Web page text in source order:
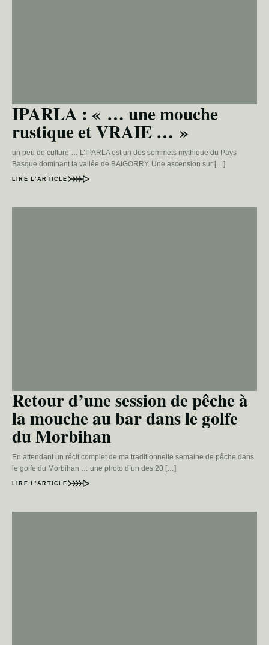
IPARLA : « … une mouche
rustique et VRAIE … »
un peu de culture … L’IPARLA est un des sommets mythique du Pays
Basque dominant la vallée de BAIGORRY. Une ascension sur […]
LIRE L’ARTICLE
Retour d’une session de pêche à
la mouche au bar dans le golfe
du Morbihan
En attendant un récit complet de ma traditionnelle semaine de pêche dans
le golfe du Morbihan … une photo d’un des 20 […]
LIRE L’ARTICLE